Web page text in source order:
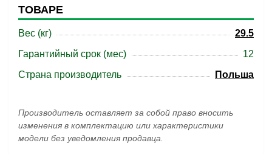
ТОВАРЕ
Вес (кг)
29.5
Гарантийный срок (мес)
12
Страна производитель
Польша
Производитель оставляет за собой право вносить
изменения в комплектацию или характеристики
модели без уведомления продавца.